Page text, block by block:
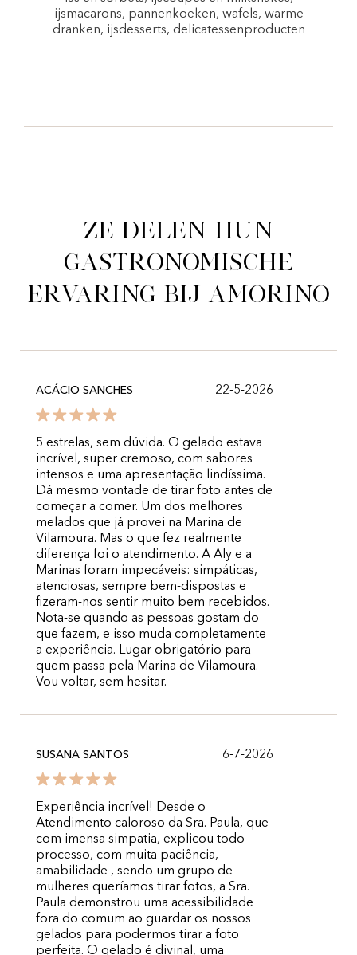
ijsmacarons, pannenkoeken, wafels, warme
dranken, ijsdesserts, delicatessenproducten
Ze delen hun
gastronomische
ervaring bij Amorino
ACÁCIO SANCHES 22-5-2026
5 estrelas, sem dúvida. O gelado estava
incrível, super cremoso, com sabores
intensos e uma apresentação lindíssima.
Dá mesmo vontade de tirar foto antes de
começar a comer. Um dos melhores
melados que já provei na Marina de
Vilamoura. Mas o que fez realmente
diferença foi o atendimento. A Aly e a
Marinas foram impecáveis: simpáticas,
atenciosas, sempre bem-dispostas e
fizeram-nos sentir muito bem recebidos.
Nota-se quando as pessoas gostam do
que fazem, e isso muda completamente
a experiência. Lugar obrigatório para
quem passa pela Marina de Vilamoura.
Vou voltar, sem hesitar.
SUSANA SANTOS 6-7-2026
Experiência incrível! Desde o
Atendimento caloroso da Sra. Paula, que
com imensa simpatia, explicou todo
processo, com muita paciência,
amabilidade , sendo um grupo de
mulheres queríamos tirar fotos, a Sra.
Paula demonstrou uma acessibilidade
fora do comum ao guardar os nossos
gelados para podermos tirar a foto
perfeita. O gelado é divinal, uma